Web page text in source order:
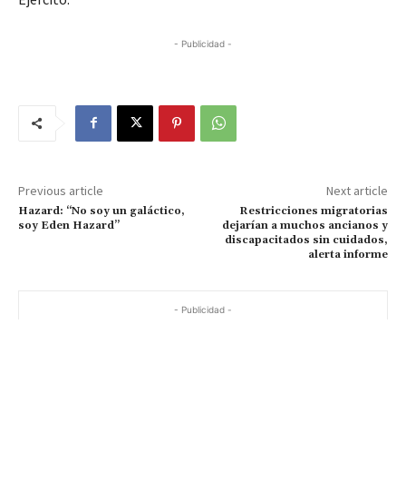
- Publicidad -
Previous article
Hazard: “No soy un galáctico,
soy Eden Hazard”
Next article
Restricciones migratorias
dejarían a muchos ancianos y
discapacitados sin cuidados,
alerta informe
- Publicidad -